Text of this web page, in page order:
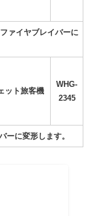
ァイヤブレイバーに
ット旅客機
WHG-
2345
ーに変形します。